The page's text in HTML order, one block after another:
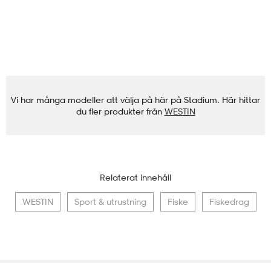
Vi har många modeller att välja på här på Stadium. Här hittar
du fler produkter från WESTIN
Relaterat innehåll
WESTIN Sport & utrustning Fiske Fiskedrag